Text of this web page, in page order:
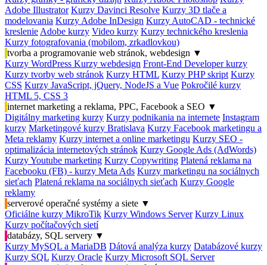
Adobe Illustrator Kurzy Davinci Resolve Kurzy 3D tlače a
modelovania Kurzy Adobe InDesign Kurzy AutoCAD - technické
kreslenie Adobe kurzy Video kurzy Kurzy technického kreslenia
Kurzy fotografovania (mobilom, zrkadlovkou)
tvorba a programovanie web stránok, webdesign ▼
Kurzy WordPress Kurzy webdesign Front-End Developer kurzy
Kurzy tvorby web stránok Kurzy HTML Kurzy PHP skript Kurzy
CSS Kurzy JavaScript, jQuery, NodeJS a Vue Pokročilé kurzy
HTML 5, CSS 3
internet marketing a reklama, PPC, Facebook a SEO ▼
Digitálny marketing kurzy Kurzy podnikania na internete Instagram
kurzy Marketingové kurzy Bratislava Kurzy Facebook marketingu a
Meta reklamy Kurzy internet a online marketingu Kurzy SEO -
optimalizácia internetových stránok Kurzy Google Ads (AdWords)
Kurzy Youtube marketing Kurzy Copywriting Platená reklama na
Facebooku (FB) - kurzy Meta Ads Kurzy marketingu na sociálnych
sieťach Platená reklama na sociálnych sieťach Kurzy Google
reklamy
serverové operačné systémy a siete ▼
Oficiálne kurzy MikroTik Kurzy Windows Server Kurzy Linux
Kurzy počítačových sietí
databázy, SQL servery ▼
Kurzy MySQL a MariaDB Dátová analýza kurzy Databázové kurzy
Kurzy SQL Kurzy Oracle Kurzy Microsoft SQL Server